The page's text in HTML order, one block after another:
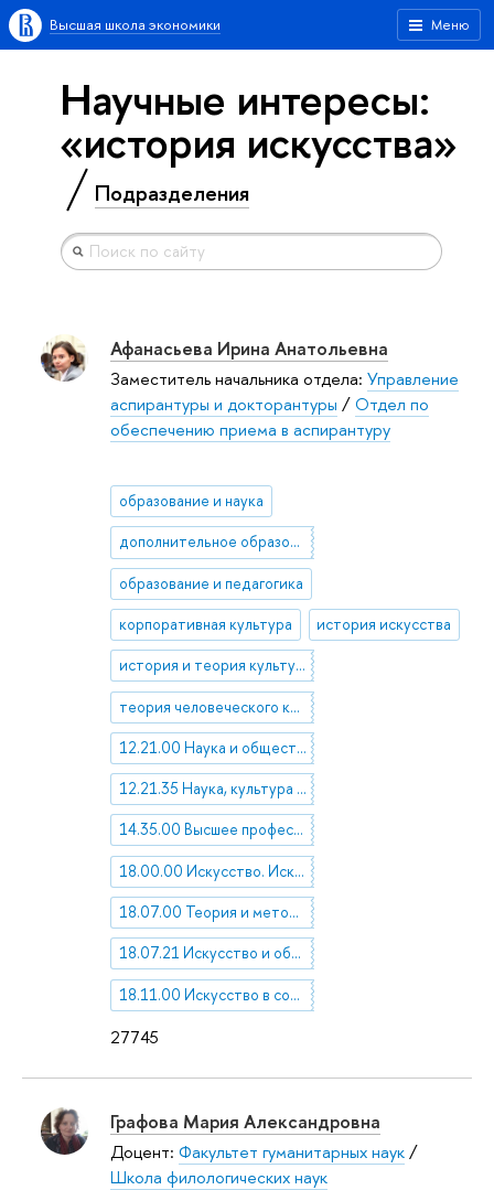
Меню
Высшая школа экономики
Научные интересы:
«история искусства»
Подразделения
27745
Афанасьева Ирина Анатольевна
Заместитель начальника отдела: Управление
аспирантуры и докторантуры /Отдел по
обеспечению приема в аспирантуру
образование и наука
дополнительное образование
образование и педагогика
корпоративная культура история искусства
история и теория культуры
теория человеческого капитала
12.21.00 Наука и общество. Социология науки
12.21.35 Наука, культура и образование
14.35.00 Высшее профессиональное образование. Педагогика высшей профессиональной школы
18.00.00 Искусство. Искусствоведение
18.07.00 Теория и методология искусства и проблемы искусствоведения
18.07.21 Искусство и общество
18.11.00 Искусство в современном мире
Графова Мария Александровна
Доцент: Факультет гуманитарных наук/
Школа филологических наук